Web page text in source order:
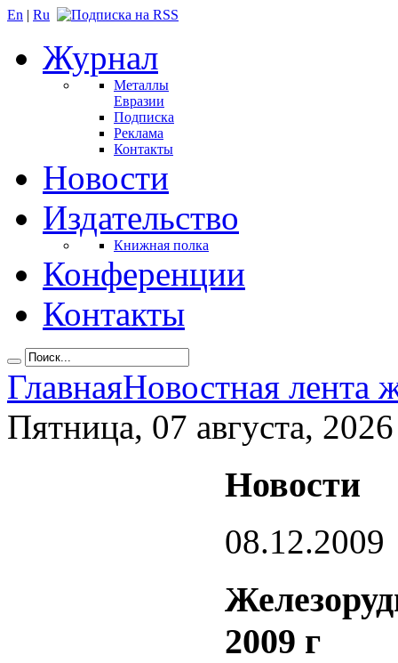
En | Ru
Журнал
Металлы
Евразии
Подписка
Реклама
Контакты
Новости
Издательство
Книжная полка
Конференции
Контакты
ГлавнаяНовостная лента
Пятница, 07 августа, 2026
Новости
08.12.2009
2009 г